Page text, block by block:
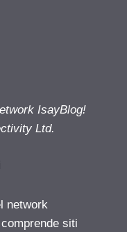
IsayBlog!
Ltd.
network
siti